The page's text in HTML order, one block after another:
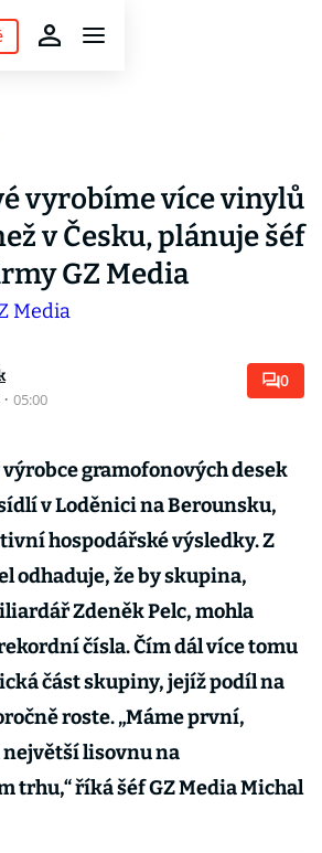
vyrobíme více vinylů
v Česku, plánuje šéf
GZ Media
· 05:00
0
gramofonových desek
v Loděnici na Berounsku,
hospodářské výsledky. Z
odhaduje, že by skupina,
Zdeněk Pelc, mohla
čísla. Čím dál více tomu
část skupiny, jejíž podíl na
roste. „Máme první,
lisovnu na
trhu,“ říká šéf GZ Media Michal